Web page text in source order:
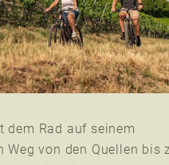
dem Rad auf seinem
Weg von den Quellen bis